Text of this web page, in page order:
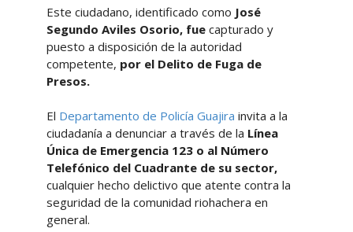
Este ciudadano, identificado como José
Segundo Aviles Osorio, fuecapturado y
puesto a disposición de la autoridad
competente, por el Delito de Fuga de
Presos.
El Departamento de Policía Guajira invita a la
ciudadanía a denunciar a través de la Línea
Única de Emergencia 123 o al Número
Telefónico del Cuadrante de su sector,
cualquier hecho delictivo que atente contra la
seguridad de la comunidad riohachera en
general.